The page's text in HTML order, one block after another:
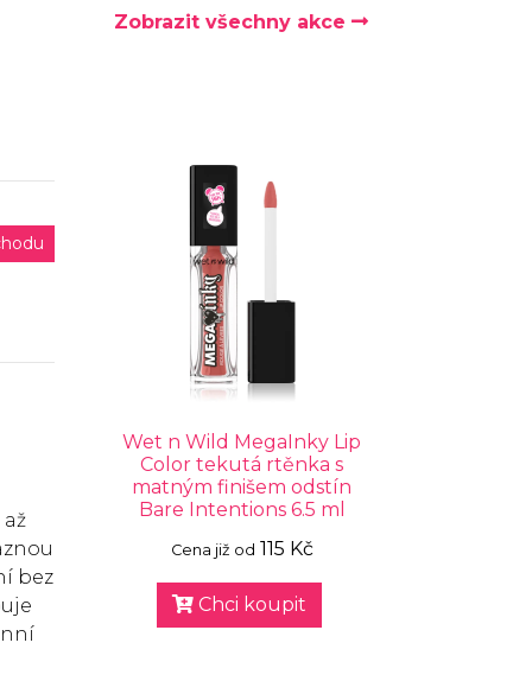
bez
Zobrazit všechny akce
Wet n Wild MegaInky Lip
Color tekutá rtěnka s
matným finišem odstín
Bare Intentions 6.5 ml
Cena již od 115 Kč
Chci koupit